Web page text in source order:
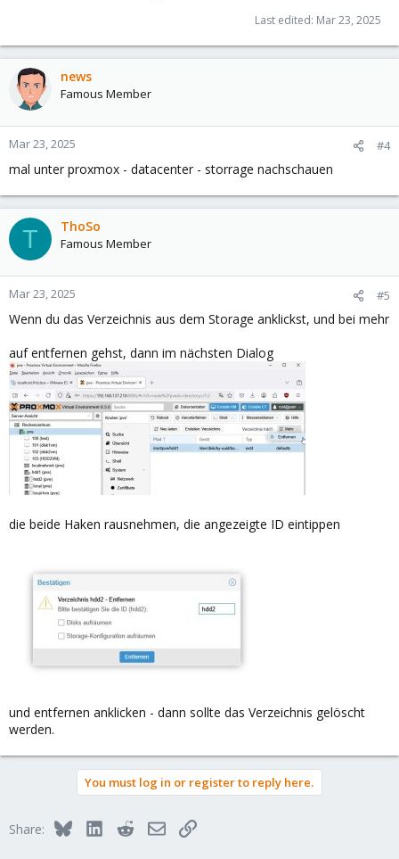
Last edited: Mar 23, 2025
news
Famous Member
Mar 23, 2025 #4
mal unter proxmox - datacenter - storrage nachschauen
T ThoSo
Famous Member
Mar 23, 2025 #5
Wenn du das Verzeichnis aus dem Storage anklickst, und bei mehr
auf entfernen gehst, dann im nächsten Dialog
die beide Haken rausnehmen, die angezeigte ID eintippen
und entfernen anklicken - dann sollte das Verzeichnis gelöscht
werden.
You must log in or register to reply here.
Share: BlueskyLinkedInRedditEmailLink